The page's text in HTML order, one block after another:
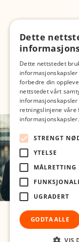
Dette
Dette nettstedet
forbedre din
nettstedet vårt
retningslinjene våre
informasjonskapsler.
STRENGT
YTELSE
MÅLRETTING
UGRADERT
GODTA ALLE
VIS